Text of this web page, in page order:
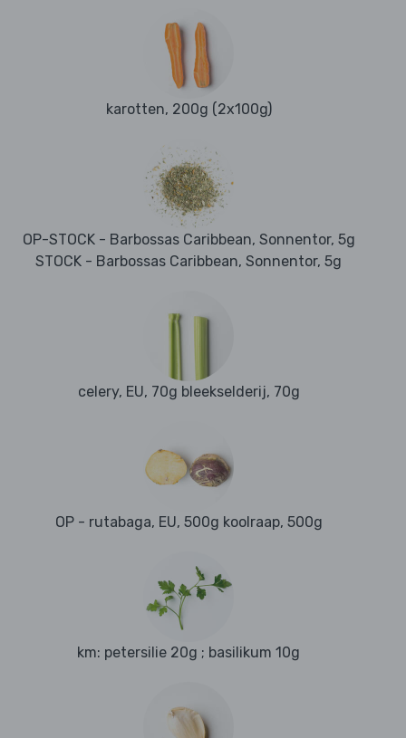
karotten, 200g (2x100g)
OP-STOCK - Barbossas Caribbean, Sonnentor, 5g
STOCK - Barbossas Caribbean, Sonnentor, 5g
celery, EU, 70g bleekselderij, 70g
OP - rutabaga, EU, 500g koolraap, 500g
km: petersilie 20g ; basilikum 10g